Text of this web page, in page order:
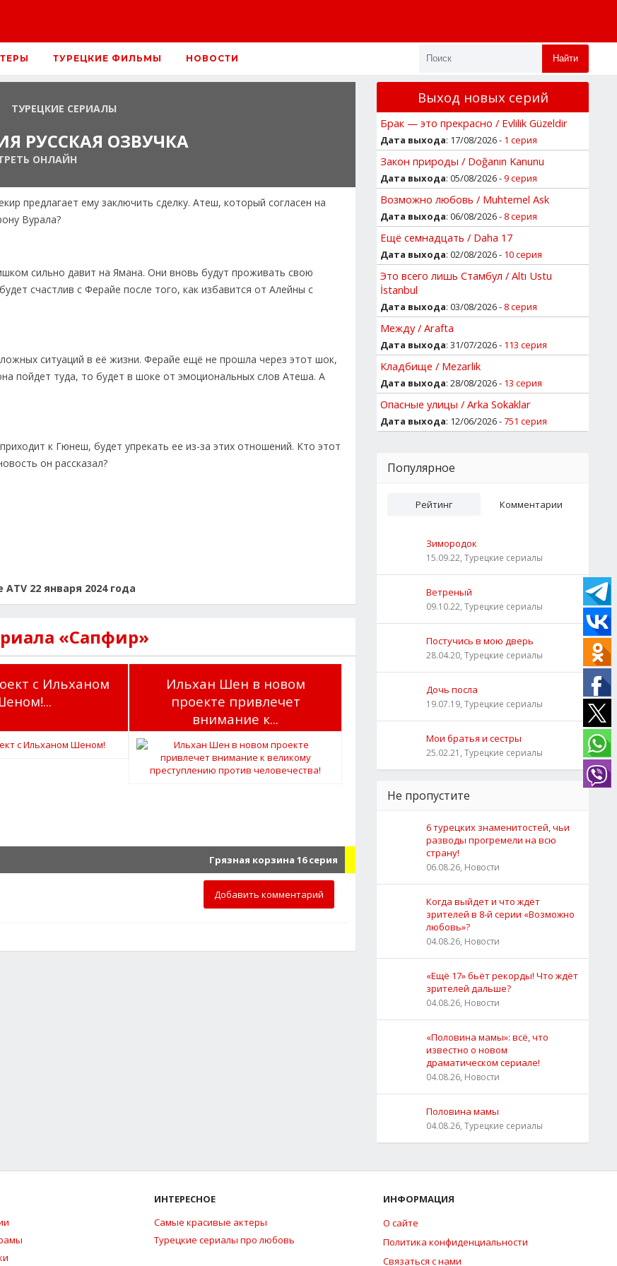
ТУРЕЦКИЕ ФИЛЬМЫ НОВОСТИ Найти
ТУРЕЦКИЕ СЕРИАЛЫ
РУССКАЯ ОЗВУЧКА
ОНЛАЙН
предлагает ему заключить сделку. Атеш, который согласен на
Вурала?
сильно давит на Ямана. Они вновь будут проживать свою
счастлив с Ферайе после того, как избавится от Алейны с
ситуаций в её жизни. Ферайе ещё не прошла через этот шок,
пойдет туда, то будет в шоке от эмоциональных слов Атеша. А
к Гюнеш, будет упрекать ее из-за этих отношений. Кто этот
он рассказал?
22 января 2024 года
«Сапфир»
с Ильханом
Ильхан Шен в новом
проекте привлечет
внимание к...
Грязная корзина 16 серия
Добавить комментарий
Выход новых серий
Брак — это прекрасно / Evlilik Güzeldir
Дата выхода: 17/08/2026 - 1 серия
Закон природы / Doğanın Kanunu
Дата выхода: 05/08/2026 -9 серия
Возможно любовь / Muhtemel Ask
Дата выхода: 06/08/2026 - 8 серия
Ещё семнадцать / Daha 17
Дата выхода: 02/08/2026 - 10 серия
Это всего лишь Стамбул / Altı Ustu
İstanbul
Дата выхода: 03/08/2026 - 8 серия
Между / Arafta
Дата выхода: 31/07/2026 - 113 серия
Кладбище / Mezarlik
Дата выхода: 28/08/2026 - 13 серия
Опасные улицы / Arka Sokaklar
Дата выхода: 12/06/2026 -751 серия
Популярное
Рейтинг Комментарии
Зимородок
15.09.22, Турецкие сериалы
Ветреный
09.10.22, Турецкие сериалы
Постучись в мою дверь
28.04.20, Турецкие сериалы
Дочь посла
19.07.19, Турецкие сериалы
Мои братья и сестры
25.02.21, Турецкие сериалы
Не пропустите
6 турецких знаменитостей, чьи
разводы прогремели на всю
страну!
06.08.26, Новости
Когда выйдет и что ждёт
зрителей в 8-й серии «Возможно
любовь»?
04.08.26, Новости
«Ещё 17» бьёт рекорды! Что ждёт
зрителей дальше?
04.08.26, Новости
«Половина мамы»: всё, что
известно о новом
драматическом сериале!
04.08.26, Новости
Половина мамы
04.08.26, Турецкие сериалы
ИНТЕРЕСНОЕ
Самые красивые актеры
Турецкие сериалы про любовь
ИНФОРМАЦИЯ
О сайте
Политика конфиденциальности
Связаться с нами